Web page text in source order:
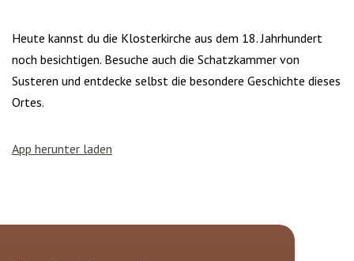
Heute kannst du die Klosterkirche aus dem 18. Jahrhundert
noch besichtigen. Besuche auch die Schatzkammer von
Susteren und entdecke selbst die besondere Geschichte dieses
Ortes.
App herunter laden